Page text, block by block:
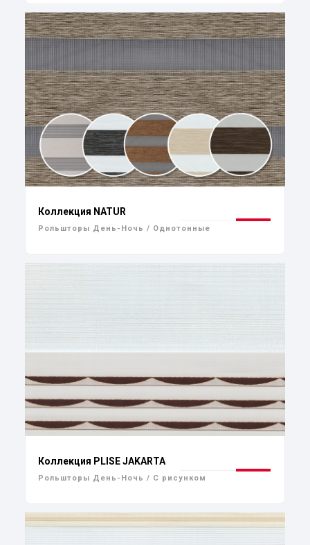
Коллекция NATUR
Рольшторы День-Ночь / Однотонные
Коллекция PLISE JAKARTA
Рольшторы День-Ночь / С рисунком